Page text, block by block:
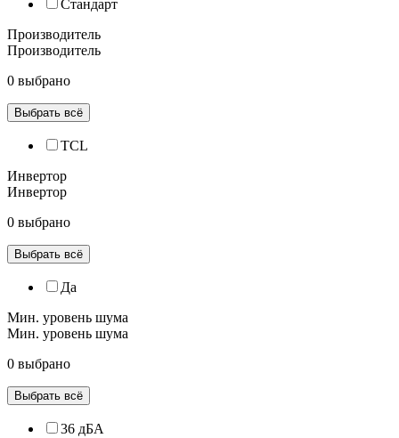
Cтандарт
Производитель
Производитель
0 выбрано
Выбрать всё
TCL
Инвертор
Инвертор
0 выбрано
Выбрать всё
Да
Мин. уровень шума
Мин. уровень шума
0 выбрано
Выбрать всё
36 дБА